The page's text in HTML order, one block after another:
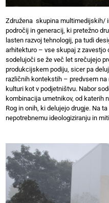
Združena skupina multimedijskih/
področij in generacij, ki pretežno
lasten razvoj tehnologij, pa tudi
arhitekturo – vse skupaj z zavestjo
sodelujoči se že več let srečujejo
produkcijskem podiju, sicer pa
različnih kontekstih – predvsem
kulturi kot v podjetništvu. Nabor
kombinacija umetnikov, od katerih
Rog in onih, ki delujejo drugje. Na
nepotrebnemu ideologiziranju in